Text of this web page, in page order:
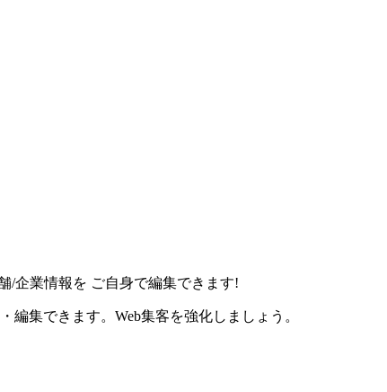
/企業情報を ご自身で編集できます!
集できます。Web集客を強化しましょう。